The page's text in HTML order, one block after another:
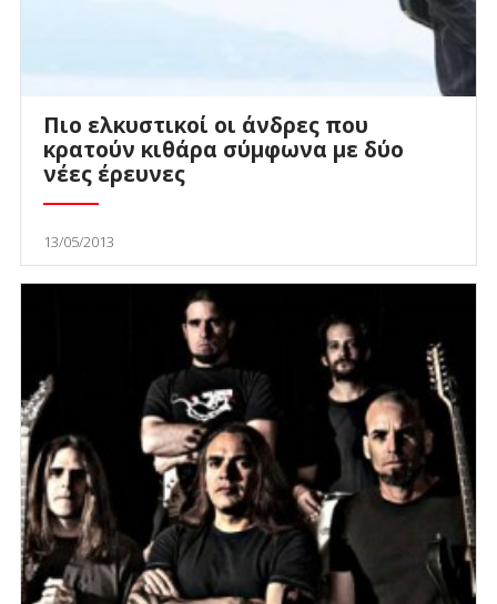
Πιο ελκυστικοί οι άνδρες που
κρατούν κιθάρα σύμφωνα με δύο
νέες έρευνες
13/05/2013